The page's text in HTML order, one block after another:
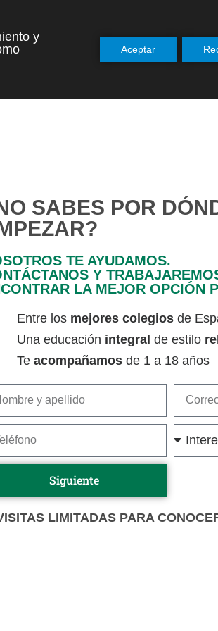
SABES POR
TE AYUDAMOS.
Y
LA MEJOR OPCIÓN
Entre los mejores colegiosde
Una educación integral de estilo
Te acompañamosde 1 a 18 años
Siguiente
LIMITADAS PARA
y
Aceptar